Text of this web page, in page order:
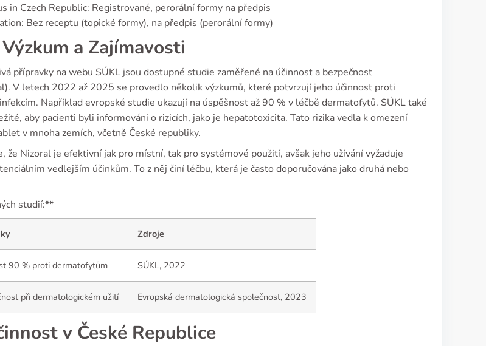
in Czech Republic: Registrované, perorální formy na předpis
Bez receptu (topické formy), na předpis (perorální formy)
a Zajímavosti
přípravky na webu SÚKL jsou dostupné studie zaměřené na účinnost a bezpečnost
V letech 2022 až 2025 se provedlo několik výzkumů, které potvrzují jeho účinnost proti
Například evropské studie ukazují na úspěšnost až 90 % v léčbě dermatofytů. SÚKL také
aby pacienti byli informováni o rizicích, jako je hepatotoxicita. Tato rizika vedla k omezení
v mnoha zemích, včetně České republiky.
že Nizoral je efektivní jak pro místní, tak pro systémové použití, avšak jeho užívání vyžaduje
vedlejším účinkům. To z něj činí léčbu, která je často doporučována jako druhá nebo
studií:**
Zdroje
90 % proti dermatofytům SÚKL, 2022
při dermatologickém užití Evropská dermatologická společnost, 2023
v České Republice